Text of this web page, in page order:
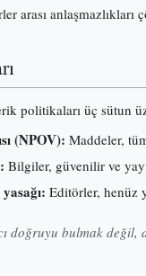
arası
politikaları üç sütun
(NPOV): Maddeler,
Bilgiler, güvenilir ve
Editörler, henüz
doğruyu bulmak